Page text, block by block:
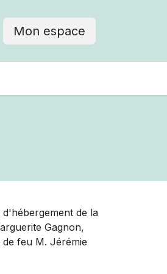
Mon espace
de la
Gagnon,
feu M. Jérémie